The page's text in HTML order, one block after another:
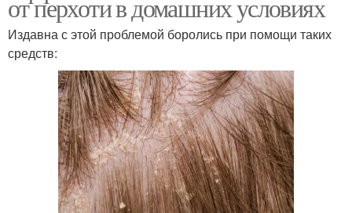
от перхоти в домашних условиях
Издавна с этой проблемой боролись при помощи таких
средств: